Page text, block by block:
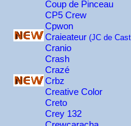
Coup de Pinceau
CP5 Crew
Cpwon
Craieateur (JC de
Cranio
Crash
Crazé
Crbz
Creative Color
Creto
Crey 132